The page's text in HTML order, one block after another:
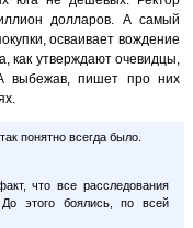
долларов. А самый
осваивает вождение
как утверждают очевидцы,
выбежав, пишет про них
понятно всегда было.
что все расследования
До этого боялись, по всей